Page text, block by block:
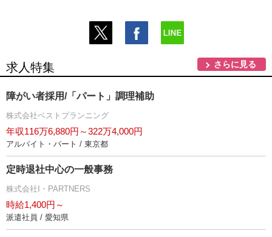
求人特集 さらに見る
障がい者採用/「パート」調理補助
株式会社ベストプランニング
年収116万6,880円～322万4,000円
アルバイト・パート / 東京都
定時退社中心の一般事務
株式会社I・PARTNERS
時給1,400円～
派遣社員 / 愛知県